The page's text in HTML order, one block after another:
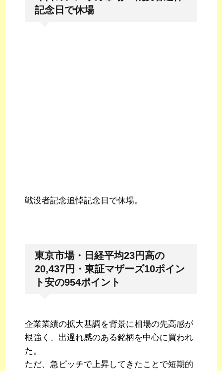
記念日で休場
戦没者記念追悼記念日で休場。
東京市場・日経平均23円高の
20,437円・東証マザーズ10ポイン
ト安の954ポイント
企業業績の拡大基調を背景に相場の先高感が
根強く、出遅れ感のある銘柄を中心に買われ
た。
ただ、急ピッチで上昇してきたことで短期的